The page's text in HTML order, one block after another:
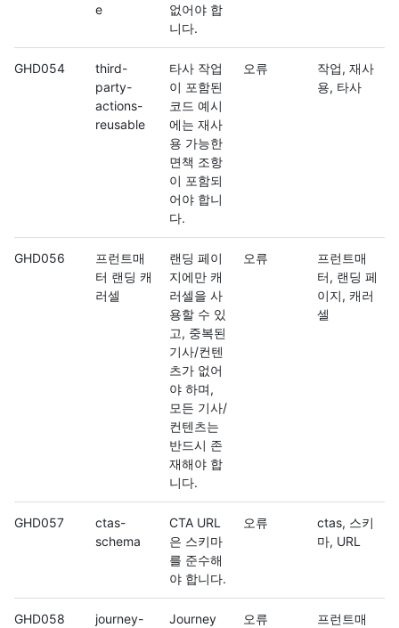
e
없어야 합
니다.
GHD054
third-
party-
actions-
reusable
타사 작업
이 포함된
코드 예시
에는 재사
용 가능한
면책 조항
이 포함되
어야 합니
다.
오류
작업, 재사
용, 타사
GHD056
프런트매
터 랜딩 캐
러셀
랜딩 페이
지에만 캐
러셀을 사
용할 수 있
고, 중복된
기사/컨텐
츠가 없어
야 하며,
모든 기사/
컨텐츠는
반드시 존
재해야 합
니다.
오류
프런트매
터, 랜딩 페
이지, 캐러
셀
GHD057
ctas-
schema
CTA URL
은 스키마
를 준수해
야 합니다.
오류
ctas, 스키
마, URL
GHD058 journey- Journey 오류 프런트매